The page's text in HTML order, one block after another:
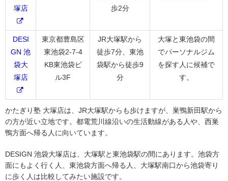
塚店
歩2分
DESI
GN 池
袋大
塚店
東京都豊島区
東池袋2-7-4
KB東池袋ビ
ル3F
JR大塚駅から
徒歩7分、東池
袋駅から徒歩9
分
大塚と東池袋の間
でパーソナルジム
を探す人に候補で
す。
かたぎり塾 大塚店は、JR大塚駅からも歩けますが、巣鴨新田駅から
の方が近い立地です。都電荒川線沿いの生活動線がある人や、西巣
鴨方面へ帰る人に向いています。
DESIGN 池袋大塚店は、大塚駅と東池袋駅の間にあります。池袋方
面にもよく行く人、東池袋方面へ帰る人、大塚駅南口から池袋寄り
に歩く人は比較してみたい施設です。